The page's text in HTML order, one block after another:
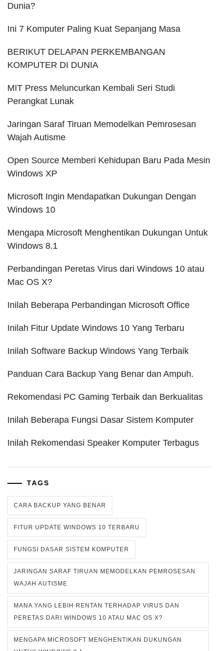
Dunia?
Ini 7 Komputer Paling Kuat Sepanjang Masa
BERIKUT DELAPAN PERKEMBANGAN
KOMPUTER DI DUNIA
MIT Press Meluncurkan Kembali Seri Studi
Perangkat Lunak
Jaringan Saraf Tiruan Memodelkan Pemrosesan
Wajah Autisme
Open Source Memberi Kehidupan Baru Pada Mesin
Windows XP
Microsoft Ingin Mendapatkan Dukungan Dengan
Windows 10
Mengapa Microsoft Menghentikan Dukungan Untuk
Windows 8.1
Perbandingan Peretas Virus dari Windows 10 atau
Mac OS X?
Inilah Beberapa Perbandingan Microsoft Office
Inilah Fitur Update Windows 10 Yang Terbaru
Inilah Software Backup Windows Yang Terbaik
Panduan Cara Backup Yang Benar dan Ampuh.
Rekomendasi PC Gaming Terbaik dan Berkualitas
Inilah Beberapa Fungsi Dasar Sistem Komputer
Inilah Rekomendasi Speaker Komputer Terbagus
TAGS
CARA BACKUP YANG BENAR
FITUR UPDATE WINDOWS 10 TERBARU
FUNGSI DASAR SISTEM KOMPUTER
JARINGAN SARAF TIRUAN MEMODELKAN PEMROSESAN
WAJAH AUTISME
MANA YANG LEBIH RENTAN TERHADAP VIRUS DAN
PERETAS DARI WINDOWS 10 ATAU MAC OS X?
MENGAPA MICROSOFT MENGHENTIKAN DUKUNGAN